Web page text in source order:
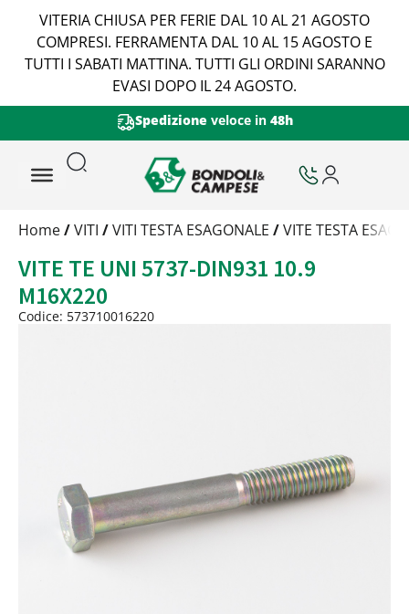
VITERIA CHIUSA PER FERIE DAL 10 AL 21 AGOSTO
COMPRESI. FERRAMENTA DAL 10 AL 15 AGOSTO E
TUTTI I SABATI MATTINA. TUTTI GLI ORDINI SARANNO
EVASI DOPO IL 24 AGOSTO.
Spedizione veloce in 48h
Trattamento
Peso
Quantità
Trattamento:grezzo
Home/VITI /VITI TESTA ESAGONALE /VITE TESTA
VITE TE UNI 5737-DIN931 10.9
M16X220
Codice: 573710016220